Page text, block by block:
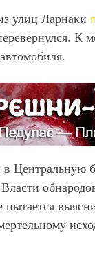
улиц Ларнаки
К
Центральную